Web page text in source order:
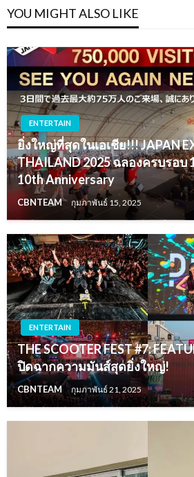
YOU MIGHT ALSO LIKE
ENTERTAIN
ยิ่งใหญ่ที่สุดในเอเชีย!!! JAPAN
THAILAND 2025 ฉลองครบรอบ
10th Anniversary
CBNTEAM กุมภาพันธ์ 15, 2025
ENTERTAIN
THE SCOOTER FEST #7:
ปิดฉากความมันส์สุดยิ่งใหญ่!
CBNTEAM กุมภาพันธ์ 21, 2025